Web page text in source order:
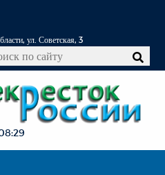
ул. Советская, 3